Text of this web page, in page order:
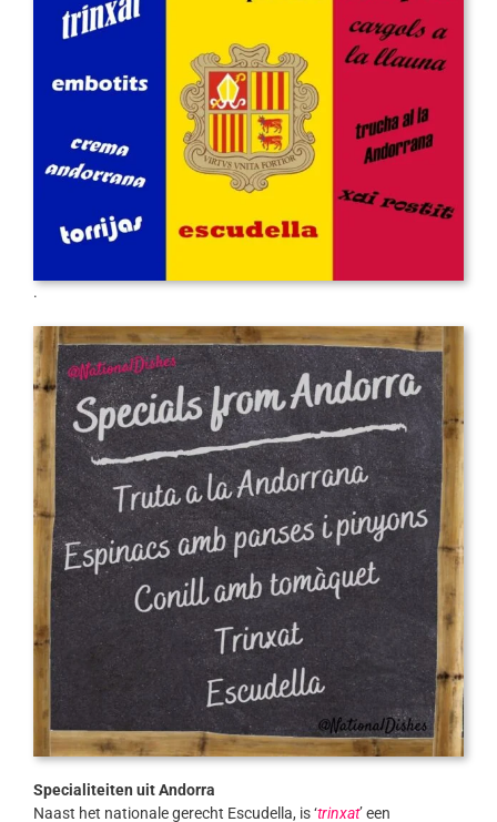
.
Specialiteiten uit Andorra
Naast het nationale gerecht Escudella, is ‘trinxat’ een